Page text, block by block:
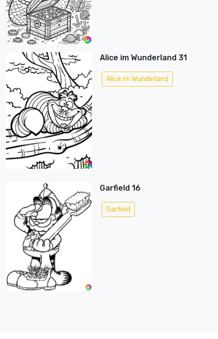
Alice im Wunderland 31
Alice im Wunderland
Garfield 16
Garfield